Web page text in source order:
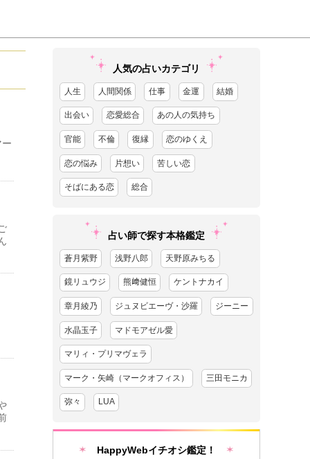
人気の占いカテゴリ
人生 人間関係 仕事 金運 結婚
出会い 恋愛総合 あの人の気持ち
官能 不倫 復縁 恋のゆくえ
恋の悩み 片想い 苦しい恋
そばにある恋 総合
占い師で探す本格鑑定
蒼月紫野 浅野八郎 天野原みちる
鏡リュウジ 熊﨑健恒 ケントナカイ
章月綾乃 ジュヌビエーヴ・沙羅 ジーニー
水晶玉子 マドモアゼル愛
マリィ・プリマヴェラ
マーク・矢崎（マークオフィス） 三田モニカ
弥々 LUA
HappyWebイチオシ鑑定！